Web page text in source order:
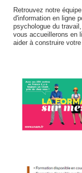
Retrouvez notre
d'information en ligne
psychologue du
vous accueillerons en
aider à construire